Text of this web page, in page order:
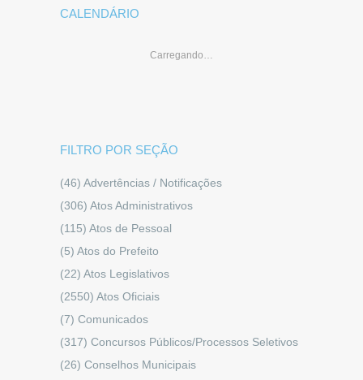
CALENDÁRIO
Carregando…
FILTRO POR SEÇÃO
(46) Advertências / Notificações
(306) Atos Administrativos
(115) Atos de Pessoal
(5) Atos do Prefeito
(22) Atos Legislativos
(2550) Atos Oficiais
(7) Comunicados
(317) Concursos Públicos/Processos Seletivos
(26) Conselhos Municipais